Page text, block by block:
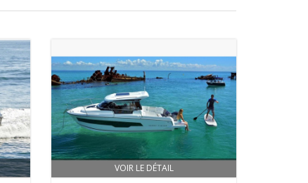
VOIR LE DÉTAIL